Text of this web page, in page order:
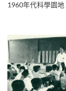
1960年代科學園地